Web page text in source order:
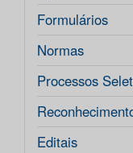
Formulários
Normas
Processos
Editais